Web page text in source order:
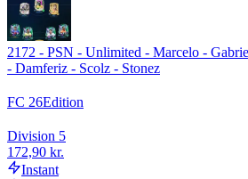
2172 - PSN - Unlimited - Marcelo -
- Damferiz - Scolz - Stonez
FC 26Edition
Division 5
172,90 kr.
Instant